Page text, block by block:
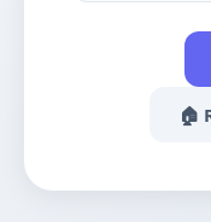
🏠